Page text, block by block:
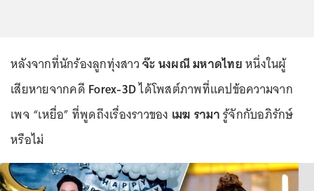
หลังจากที่นักร้องลูกทุ่งสาวจ๊ะ นงผณี มหาดไทยหนึ่งในผู้
เสียหายจากคดี Forex-3Dได้โพสต์ภาพที่แคปข้อความจาก
เพจ “เหยื่อ” ที่พูดถึงเรื่องราวของ เมฆ รามารู้จักกับอภิรักษ์
หรือไม่